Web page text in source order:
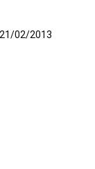
21/02/2013